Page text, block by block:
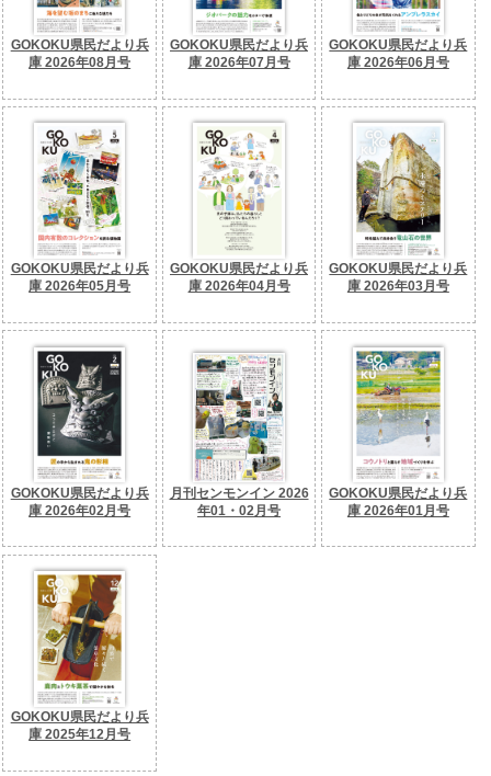
GOKOKU県民だより兵
庫 2026年08月号
GOKOKU県民だより兵
庫 2026年07月号
GOKOKU県民だより兵
庫 2026年06月号
GOKOKU県民だより兵
庫 2026年05月号
GOKOKU県民だより兵
庫 2026年04月号
GOKOKU県民だより兵
庫 2026年03月号
GOKOKU県民だより兵
庫 2026年02月号
月刊センモンイン 2026
年01・02月号
GOKOKU県民だより兵
庫 2026年01月号
GOKOKU県民だより兵
庫 2025年12月号